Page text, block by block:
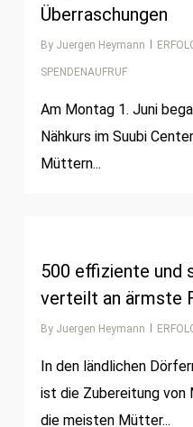
Überraschungen
By Juergen Heymann
SPENDENAUFRUF
Am Montag 1. Juni
Nähkurs im Suubi
Müttern...
500 effiziente und
verteilt an ärmste
By Juergen Heymann
In den ländlichen
ist die Zubereitung von
die meisten Mütter...